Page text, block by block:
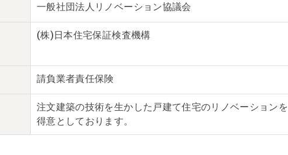
一般社団法人リノベーション協議会
(株)日本住宅保証検査機構
請負業者責任保険
注文建築の技術を生かした戸建て住宅のリノベーションを
得意としております。